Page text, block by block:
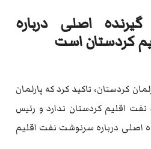
اصلی درباره
کردستان است
کردستان، تاکید کرد که پارلمان
اقلیم کردستان ندارد و رئیس
اصلی درباره سرنوشت نفت اقلیم